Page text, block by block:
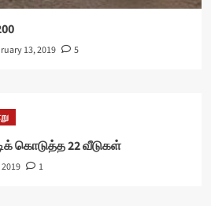
13, 2019 5
கொடுத்த 22 வீடுகள்
1